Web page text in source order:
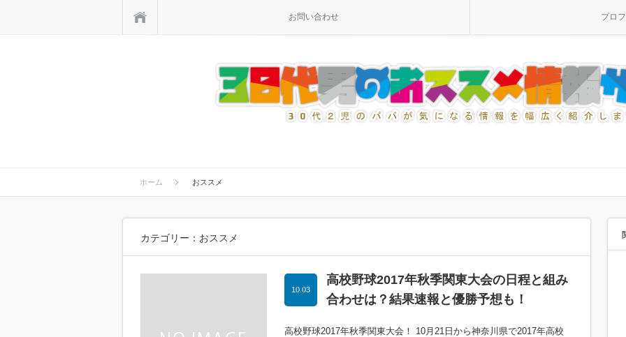
お問い合わせ プロ
ホーム おススメ
カテゴリー：おススメ
高校野球2017年秋季関東大会の日程と組み
合わせは？結果速報と優勝予想も！
10.03
高校野球2017年秋季関東大会！ 10月21日から神奈川県で2017年高校